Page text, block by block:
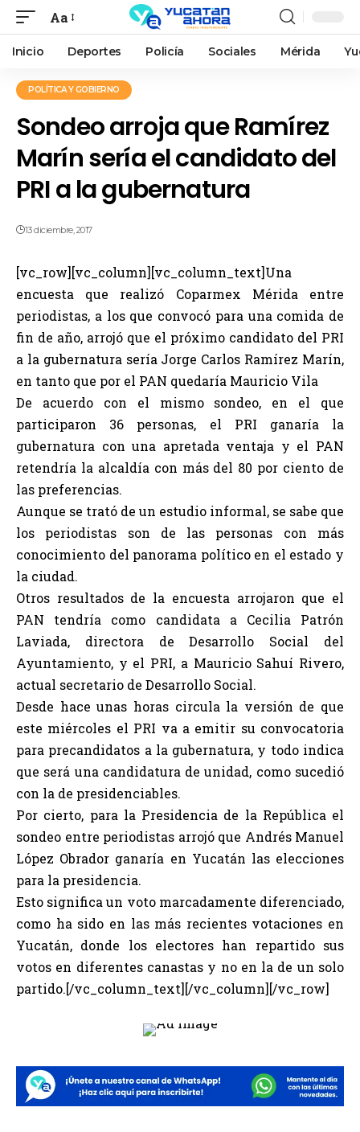
Aa
Inicio Deportes Policía Sociales Mérida
POLÍTICA Y GOBIERNO
Sondeo arroja que Ramírez
Marín sería el candidato del
PRI a la gubernatura
13 diciembre, 2017
[vc_row][vc_column][vc_column_text]Una
encuesta que realizó Coparmex Mérida entre
periodistas, a los que convocó para una comida de
fin de año, arrojó que el próximo candidato del PRI
a la gubernatura sería Jorge Carlos Ramírez Marín,
en tanto que por el PAN quedaría Mauricio Vila
De acuerdo con el mismo sondeo, en el que
participaron 36 personas, el PRI ganaría la
gubernatura con una apretada ventaja y el PAN
retendría la alcaldía con más del 80 por ciento de
las preferencias.
Aunque se trató de un estudio informal, se sabe que
los periodistas son de las personas con más
conocimiento del panorama político en el estado y
la ciudad.
Otros resultados de la encuesta arrojaron que el
PAN tendría como candidata a Cecilia Patrón
Laviada, directora de Desarrollo Social del
Ayuntamiento, y el PRI, a Mauricio Sahuí Rivero,
actual secretario de Desarrollo Social.
Desde hace unas horas circula la versión de que
este miércoles el PRI va a emitir su convocatoria
para precandidatos a la gubernatura, y todo indica
que será una candidatura de unidad, como sucedió
con la de presidenciables.
Por cierto, para la Presidencia de la República el
sondeo entre periodistas arrojó que Andrés Manuel
López Obrador ganaría en Yucatán las elecciones
para la presidencia.
Esto significa un voto marcadamente diferenciado,
como ha sido en las más recientes votaciones en
Yucatán, donde los electores han repartido sus
votos en diferentes canastas y no en la de un solo
partido.[/vc_column_text][/vc_column][/vc_row]